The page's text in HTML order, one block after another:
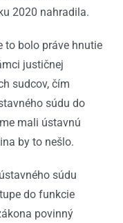
2020 nahradila.
to bolo práve hnutie
justičnej
sudcov, čím
súdu do
mali ústavnú
by to nešlo.
súdu
do funkcie
povinný